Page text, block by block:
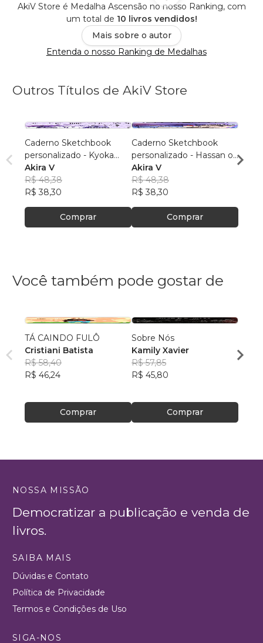
AkiV Store é Medalha Ascensão no nosso Ranking, com
um total de 10 livros vendidos!
Mais sobre o autor
Entenda o nosso Ranking de Medalhas
Outros Títulos de AkiV Store
Caderno Sketchbook
personalizado - Kyoka
Jirou 1 (pequeno) - Folha
branca
Akira V
R$ 48,38
R$ 38,30
Comprar
Caderno Sketchbook
personalizado - Hassan of
Serenity IDOL 1
(pequeno) - Folha branca
Akira V
R$ 48,38
R$ 38,30
Comprar
Gray
Akira
Você também pode gostar de
TÁ CAINDO FULÔ
Cristiani Batista
R$ 58,40
R$ 46,24
Comprar
Sobre Nós
Kamily Xavier
R$ 57,85
R$ 45,80
Comprar
R$
NOSSA MISSÃO
Democratizar a publicação e venda de
livros.
SAIBA MAIS
Dúvidas e Contato
Política de Privacidade
Termos e Condições de Uso
SIGA-NOS